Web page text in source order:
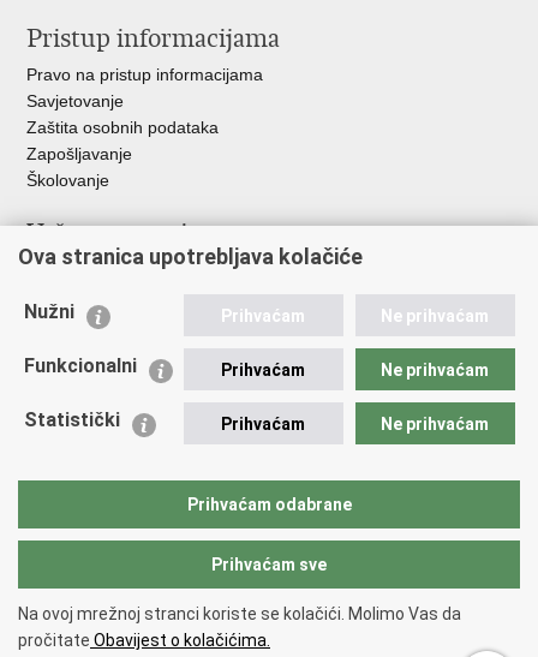
Pristup informacijama
Pravo na pristup informacijama
Savjetovanje
Zaštita osobnih podataka
Zapošljavanje
Školovanje
Važne poveznice
Ministarstvo unutarnjih poslova
Udruge
Policijska akademija
Zaklada policijske solidarnosti
Vučetić"
Copyright © 2026 Policijska uprava ličko-senjska.
o pristupačnosti.
Ova stranica upotrebljava kolačiće
Nužni Prihvaćam Ne prihvaćam
Funkcionalni Prihvaćam Ne prihvaćam
Statistički Prihvaćam Ne prihvaćam
Prihvaćam odabrane
Prihvaćam sve
Na ovoj mrežnoj stranci koriste se kolačići. Molimo Vas da
pročitate Obavijest o kolačićima.